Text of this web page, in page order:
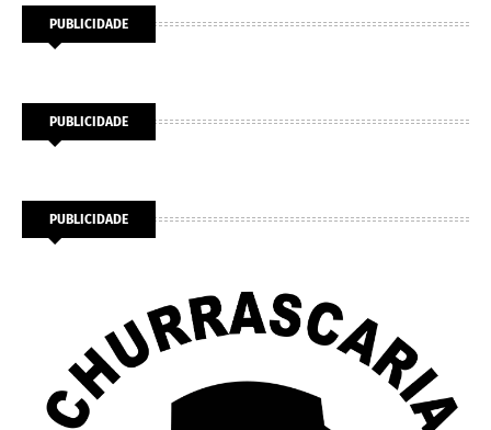
PUBLICIDADE
PUBLICIDADE
PUBLICIDADE